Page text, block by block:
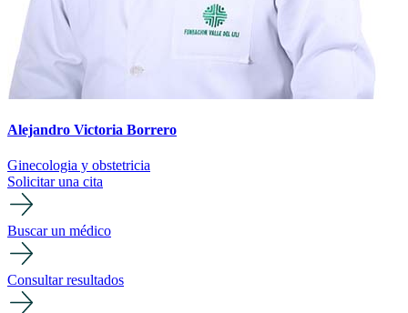
Alejandro Victoria Borrero
Ginecologia y obstetricia
Solicitar una cita
Buscar un médico
Consultar resultados